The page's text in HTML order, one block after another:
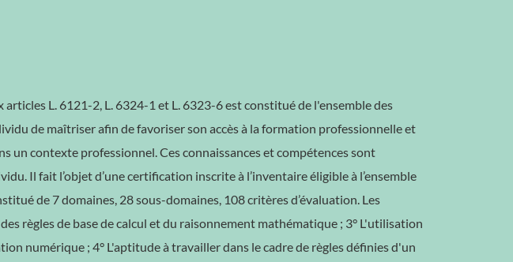
L. 6121-2, L. 6324-1 et L. 6323-6 est constitué de l'ensemble des
de maîtriser afin de favoriser son accès à la formation professionnelle et
un contexte professionnel. Ces connaissances et compétences sont
Il fait l’objet d’une certification inscrite à l’inventaire éligible à l’ensemble
de 7 domaines, 28 sous-domaines, 108 critères d’évaluation. Les
règles de base de calcul et du raisonnement mathématique ; 3° L'utilisation
numérique ; 4° L'aptitude à travailler dans le cadre de règles définies d'un